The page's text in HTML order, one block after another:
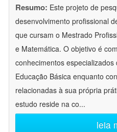
Resumo: Este projeto de
desenvolvimento profissional
que cursam o Mestrado
e Matemática. O objetivo é
conhecimentos
Educação Básica enquanto
relacionadas à sua própria
estudo reside na co...
leia